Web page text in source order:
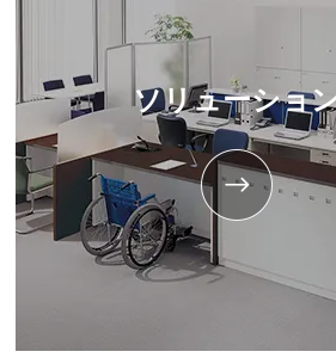
ソリューショ
事務機器・ICT
・官公庁施設 納入事例
環境
事業所一覧 ショ
IRライブラリ
合わせ